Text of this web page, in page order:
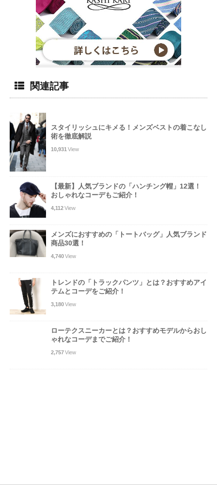
関連記事
スタイリッシュにキメる！メンズベストの着こなし
術を徹底解説
10,931 View
【最新】人気ブランドの「ハンチング帽」12選！
おしゃれなコーデもご紹介！
4,112View
メンズにおすすめの「トートバッグ」人気ブランド
商品30選！
4,740View
トレンドの「トラックパンツ」とは？おすすめアイ
テムとコーデをご紹介！
3,180View
ローテクスニーカーとは？おすすめモデルからおし
ゃれなコーデまでご紹介！
2,757View